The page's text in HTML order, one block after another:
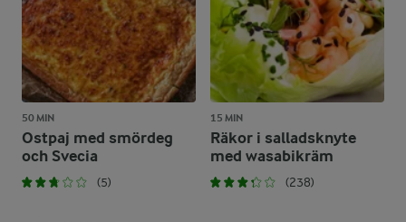
50 MIN
Ostpaj med smördeg
och Svecia
(5)
15 MIN
Räkor i salladsknyte
med wasabikräm
(238)